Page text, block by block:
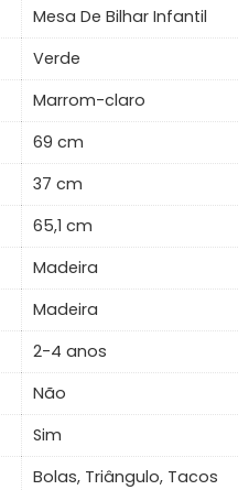
Mesa De Bilhar Infantil
Verde
Marrom-claro
69 cm
37 cm
65,1 cm
Madeira
Madeira
2-4 anos
Não
Sim
Bolas, Triângulo, Tacos